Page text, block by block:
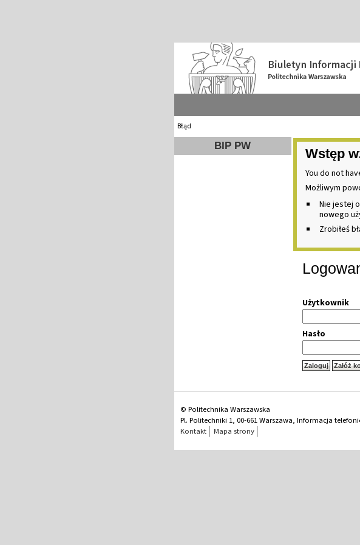
Błąd
BIP PW
Wstęp
You do not
Możliwym
Nie jestej
nowego
Zrobiłeś
Użytkownik
Hasło
© Politechnika Warszawska
Pl. Politechniki 1, 00-661 Warszawa, Informacja
Kontakt
Mapa strony